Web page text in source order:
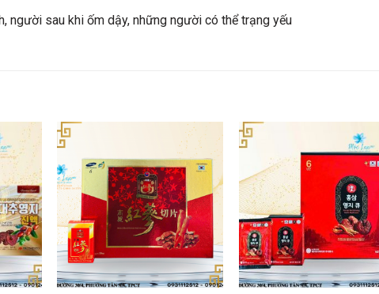
người sau khi ốm dậy, những người có thể trạng yếu